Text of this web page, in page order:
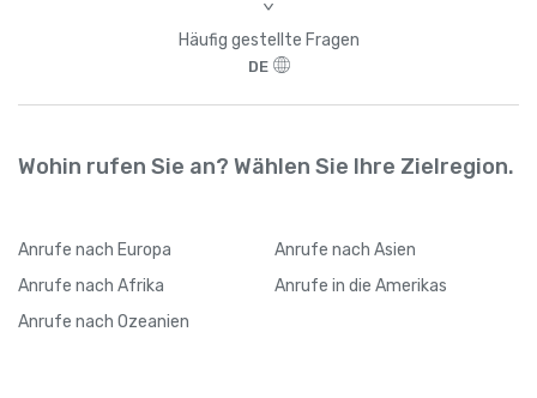
>
Häufig gestellte Fragen
DE
Wohin rufen Sie an? Wählen Sie Ihre Zielregion.
Anrufe nach Europa Anrufe nach Asien
Anrufe nach Afrika Anrufe in die Amerikas
Anrufe nach Ozeanien